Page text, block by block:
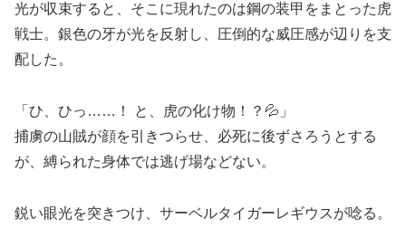
光が収束すると、そこに現れたのは鋼の装甲をまとった虎
戦士。銀色の牙が光を反射し、圧倒的な威圧感が辺りを支
配した。
「ひ、ひっ……！ と、虎の化け物！？💦」
捕虜の山賊が顔を引きつらせ、必死に後ずさろうとする
が、縛られた身体では逃げ場などない。
鋭い眼光を突きつけ、サーベルタイガーレギウスが唸る。